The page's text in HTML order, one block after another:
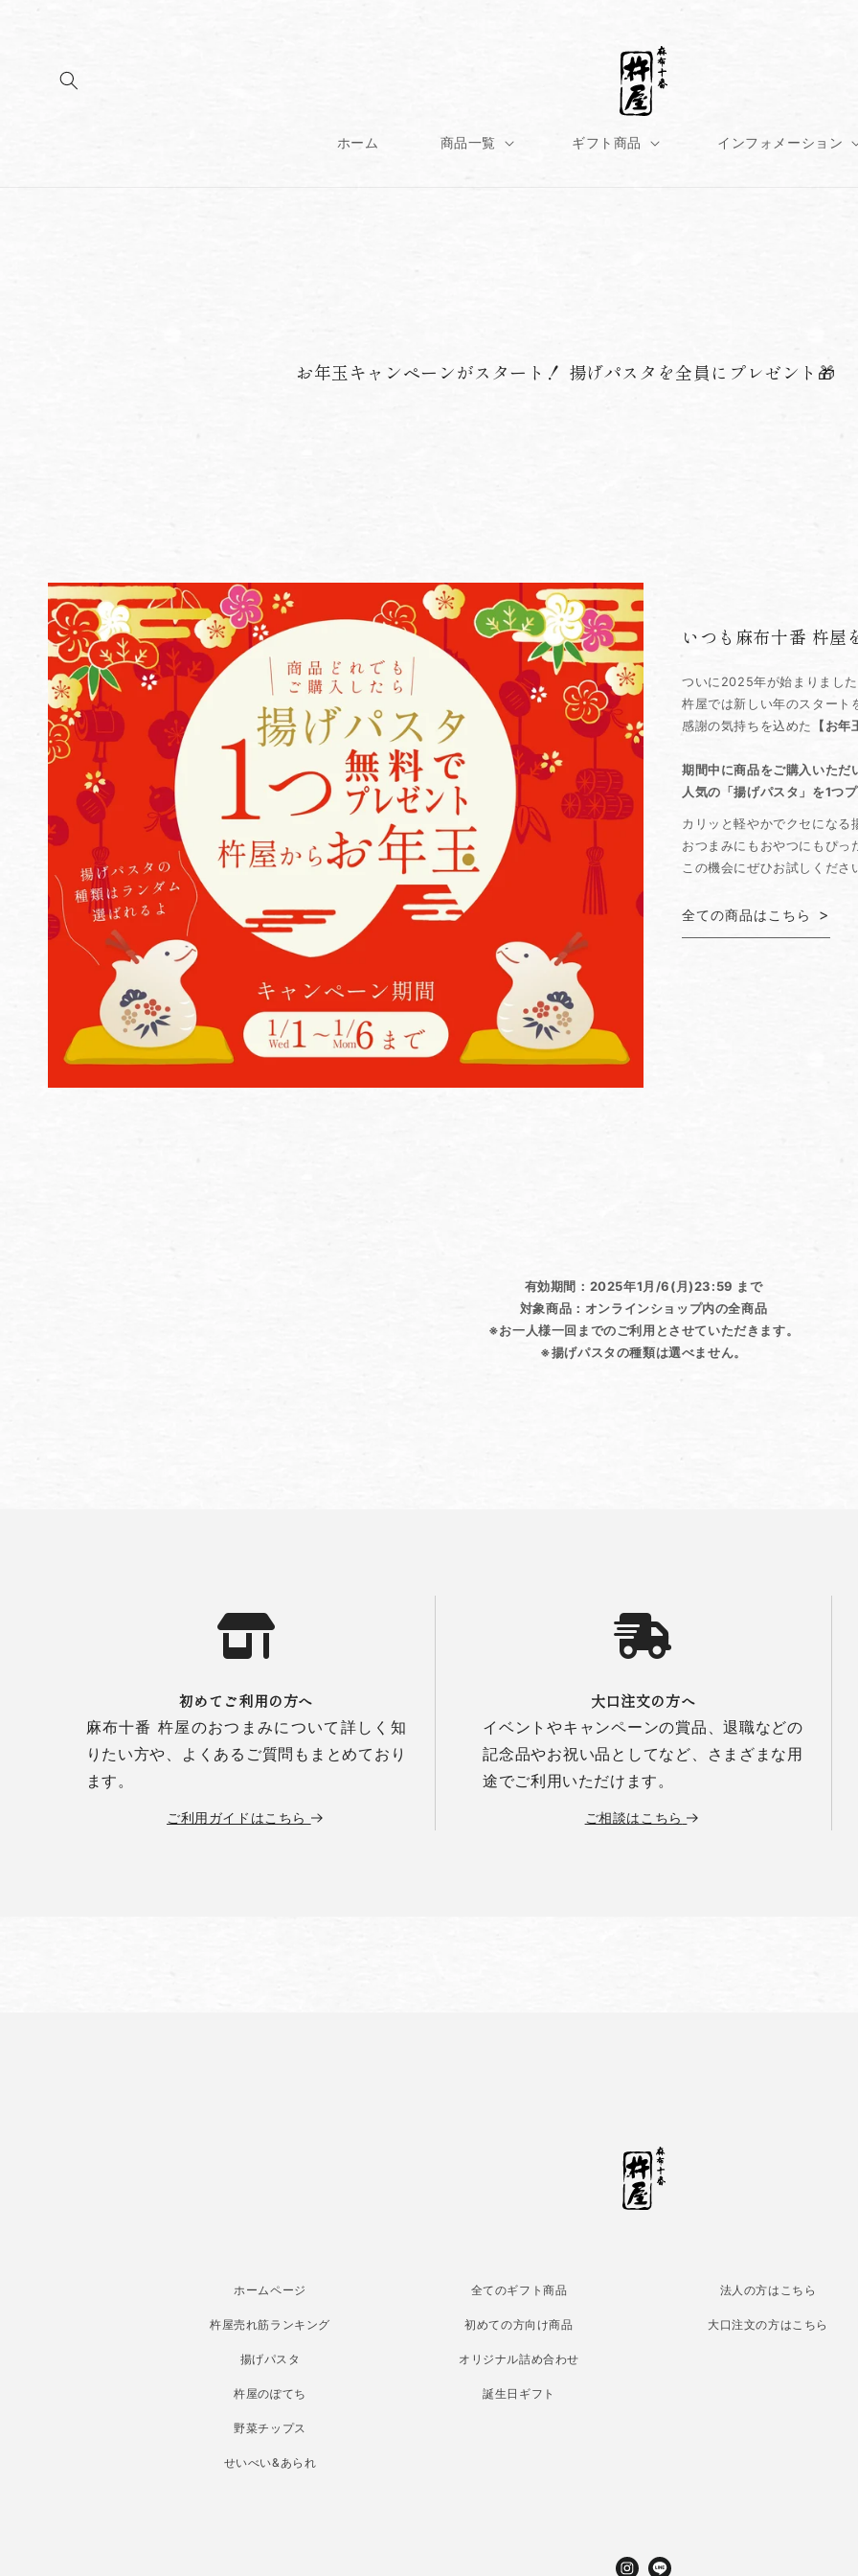
ホーム 商品一覧 ギフト商品 インフォメーション
お年玉キャンペーンがスタート！ 揚げパスタを全員にプレゼント🎁
いつも麻布十番 杵屋
ついに2025年が始まりまし
杵屋では新しい年のスタート
感謝の気持ちを込めた
【お
期間中に商品をご購入いただ
人気の「揚げパスタ」を1つ
カリッと軽やかでクセになる
おつまみにもおやつにもぴっ
この機会にぜひお試しくださ
全ての商品はこちら
有効期間：2025年1月/6(月)23:59 まで
対象商品：オンラインショップ内の全商品
※お一人様一回までのご利用とさせていただきます。
※揚げパスタの種類は選べません。
初めてご利用の方へ
麻布十番 杵屋のおつまみについて詳しく知
りたい方や、よくあるご質問もまとめており
ます。
ご利用ガイドはこちら
大口注文の方へ
イベントやキャンペーンの賞品、退職などの
記念品やお祝い品としてなど、さまざまな用
途でご利用いただけます。
ご相談はこちら
ホームページ
杵屋売れ筋ランキング
揚げパスタ
杵屋のぽてち
野菜チップス
せいべい&あられ
全てのギフト商品
初めての方向け商品
オリジナル詰め合わせ
誕生日ギフト
法人の方はこちら
大口注文の方はこちら